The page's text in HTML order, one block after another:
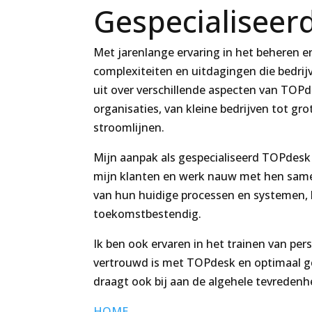
Met jarenlange ervaring in het beheren
complexiteiten en uitdagingen die
uit over verschillende aspecten van
organisaties, van kleine bedrijven tot
stroomlijnen.
Mijn aanpak als gespecialiseerd
mijn klanten en werk nauw met hen
van hun huidige processen en
toekomstbestendig.
Ik ben ook ervaren in het trainen van
vertrouwd is met TOPdesk en optimaal
draagt ook bij aan de algehele